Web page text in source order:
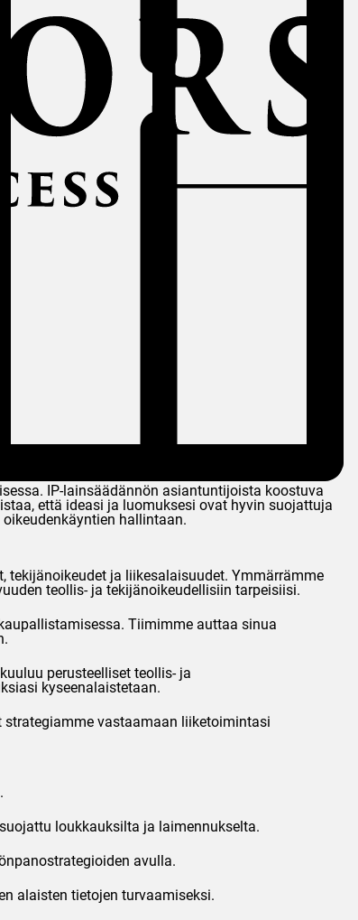
IP-lainsäädännön asiantuntijoista koostuva
että ideasi ja luomuksesi ovat hyvin suojattuja
hallintaan.
ja liikesalaisuudet. Ymmärrämme
teollis- ja tekijänoikeudellisiin tarpeisiisi.
Tiimimme auttaa sinua
perusteelliset teollis- ja
kyseenalaistetaan.
vastaamaan liiketoimintasi
loukkauksilta ja laimennukselta.
avulla.
alaisten tietojen turvaamiseksi.